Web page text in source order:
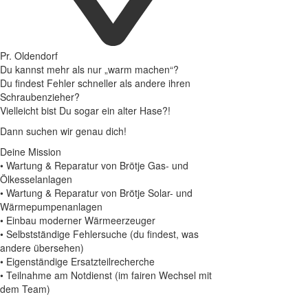
Pr. Oldendorf
Du kannst mehr als nur „warm machen“?
Du findest Fehler schneller als andere ihren
Schraubenzieher?
Vielleicht bist Du sogar ein alter Hase?!
Dann suchen wir genau dich!
Deine Mission
• Wartung & Reparatur von Brötje Gas- und
Ölkesselanlagen
• Wartung & Reparatur von Brötje Solar- und
Wärmepumpenanlagen
• Einbau moderner Wärmeerzeuger
• Selbstständige Fehlersuche (du findest, was
andere übersehen)
• Eigenständige Ersatzteilrecherche
• Teilnahme am Notdienst (im fairen Wechsel mit
dem Team)